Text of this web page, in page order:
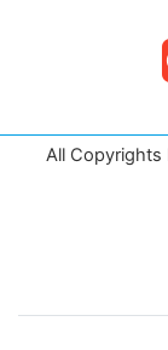
All